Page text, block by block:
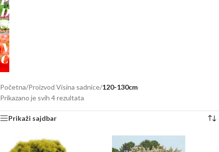
DO
SREĆE
-
NAŠE
CVEĆE
Početna/Proizvod Visina sadnice/120-130cm
Prikazano je svih 4 rezultata
Prikaži sajdbar